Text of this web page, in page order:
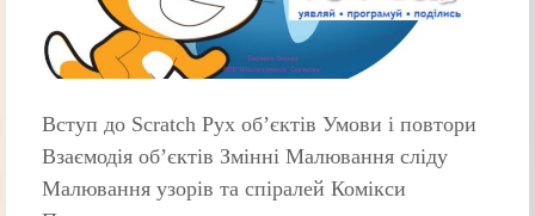
Вступ до Scratch Рух об’єктів Умови і повтори
Взаємодія об’єктів Змінні Малювання сліду
Малювання узорів та спіралей Комікси